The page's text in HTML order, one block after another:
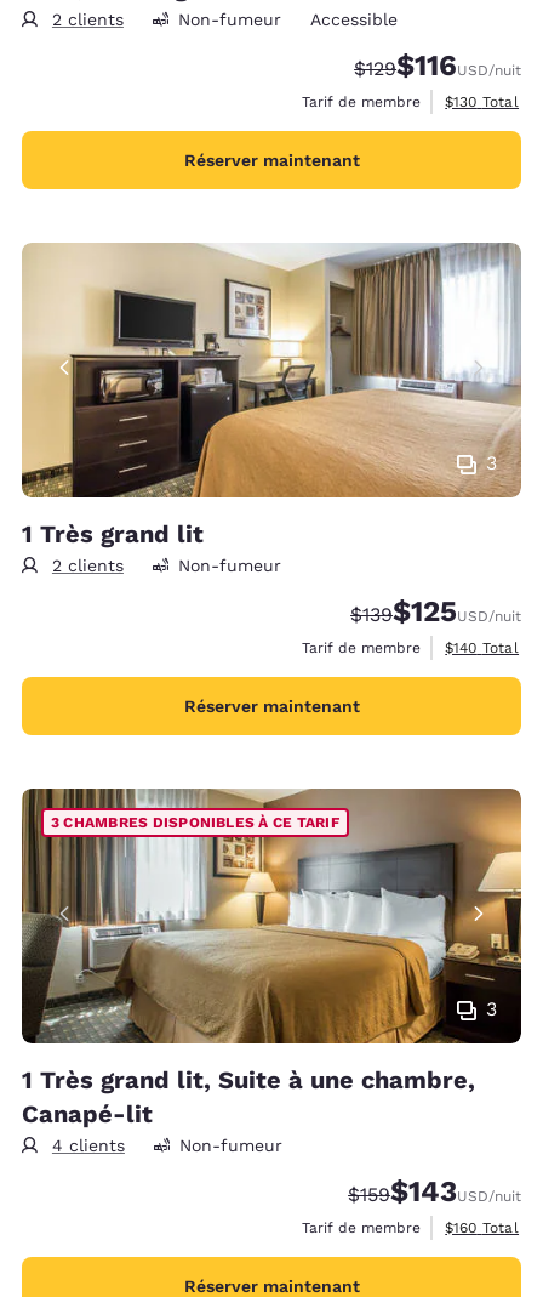
2 clients Non-fumeur Accessible
Tarif barré :
$129Tarif réduit :
$116USD/nuit
Tarif de membre
Afficher les
$130 Total
Réserver maintenant
3
1 Très grand lit
2 clients Non-fumeur
Tarif barré :
$139Tarif réduit :
$125USD/nuit
Tarif de membre
Afficher les
$140 Total
Réserver maintenant
3
3 CHAMBRES DISPONIBLES À CE TARIF
1 Très grand lit, Suite à une chambre,
Canapé-lit
4 clients Non-fumeur
Tarif barré :
$159Tarif réduit :
$143USD/nuit
Tarif de membre
Afficher les
$160 Total
Réserver maintenant